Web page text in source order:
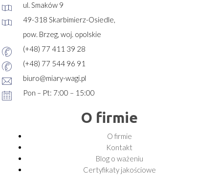
ul. Smaków 9
49-318 Skarbimierz-Osiedle,
pow. Brzeg, woj. opolskie
(+48) 77 411 39 28
(+48) 77 544 96 91
biuro@miary-wagi.pl
Pon – Pt: 7:00 – 15:00
O firmie
O firmie
Kontakt
Blog o ważeniu
Certyfikaty jakościowe